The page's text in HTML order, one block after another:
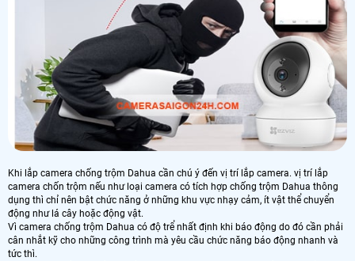
Khi lắp camera chống trộm Dahua cần chú ý đến vị trí lắp camera. vị trí lắp
camera chốn trộm nếu như loại camera có tích hợp chống trộm Dahua thông
dụng thì chỉ nên bật chức năng ở những khu vực nhạy cảm, ít vật thể chuyển
động như lá cây hoặc động vật.
Vì camera chống trộm Dahua có độ trể nhất định khi báo động do đó cần phải
cân nhắt kỹ cho những công trình mà yêu cầu chức năng báo động nhanh và
tức thì.